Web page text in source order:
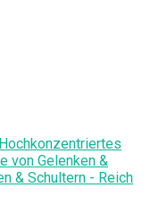
von Gelenken &
& Schultern - Reich